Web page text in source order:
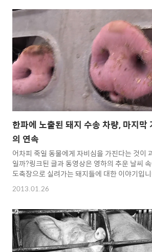
자르기, 병아리 부리자르기, 돼지꼬리자르기 등
로 쪼고 들이받아 상처나지 않도록 마취없이 잘
살 녹는 고기맛은 이런 고통뒤에 오는 거랍니다.
소뿔을 잘라 아이들 얼굴에 피가 흘러내리는군
고기를 팔기..
한파에 노출된 돼지 수송 차량, 마지막
의 연속
어차피 죽일 동물에게 자비심을 가진다는 것이
일까?링크된 글과 동영상은 영하의 추운 날씨
도축장으로 실려가는 돼지들에 대한 이야기입
Eisnitz's book Slaughterhouse, Dr. Lester
former USDA veterinarian, expressed his
wind chill. Can you imagine if you were
trailer that's open and the wind-chill
degrees, and ..
2013.01.26